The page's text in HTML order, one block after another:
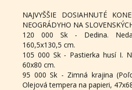
NAJVYŠŠIE DOSIAHNUTÉ
NEOGRÁDYHO NA
120 000 Sk - Dedina.
160,5x130,5 cm.
105 000 Sk - Pastierka husí I.
60x80 cm.
95 000 Sk - Zimná krajina
Olejová tempera na papieri,